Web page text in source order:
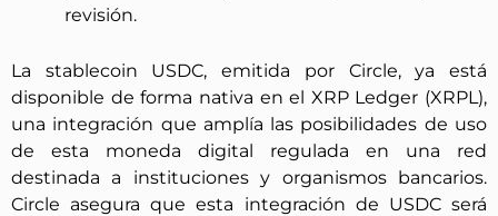
revisión.
La stablecoin USDC, emitida por Circle, ya está
disponible de forma nativa en el XRP Ledger (XRPL),
una integración que amplía las posibilidades de uso
de esta moneda digital regulada en una red
destinada a instituciones y organismos bancarios.
Circle asegura que esta integración de USDC será